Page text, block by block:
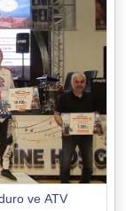
ve ATV